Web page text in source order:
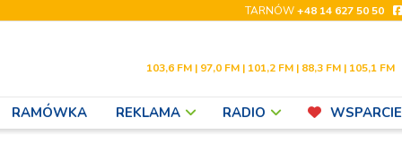
TARNÓW+48 14 627 50 50
103,6 FM | 97,0 FM | 101,2 FM | 88,3 FM | 105,1 FM
RAMÓWKA REKLAMA RADIO WSPARCIE